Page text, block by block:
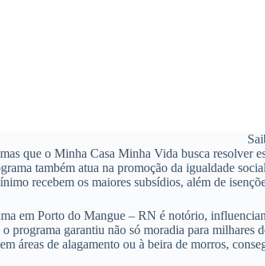
que o Minha Casa Minha Vida busca resolver
também atua na promoção da igualdade
recebem os maiores subsídios, além de
em Porto do Mangue – RN é notório,
programa garantiu não só moradia para milhares
áreas de alagamento ou à beira de morros,